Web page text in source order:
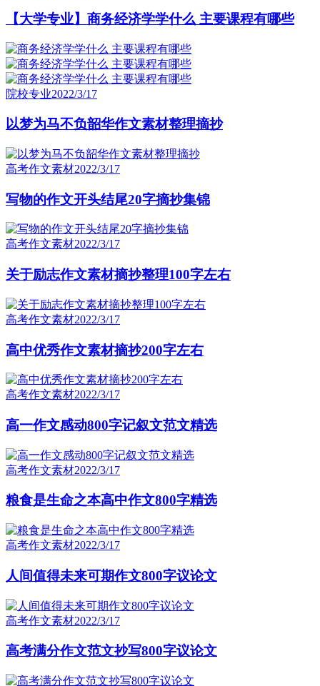
【大学专业】商务经济学学什么 主要课程有哪些
院校专业2022/3/17
以梦为马不负韶华作文素材整理摘抄
高考作文素材2022/3/17
写物的作文开头结尾20字摘抄集锦
高考作文素材2022/3/17
关于励志作文素材摘抄整理100字左右
高考作文素材2022/3/17
高中优秀作文素材摘抄200字左右
高考作文素材2022/3/17
高一作文感动800字记叙文范文精选
高考作文素材2022/3/17
粮食是生命之本高中作文800字精选
高考作文素材2022/3/17
人间值得未来可期作文800字议论文
高考作文素材2022/3/17
高考满分作文范文抄写800字议论文